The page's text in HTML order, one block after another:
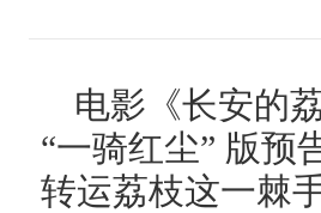
电影《长安的
“一骑红尘” 版预
转运荔枝这一棘